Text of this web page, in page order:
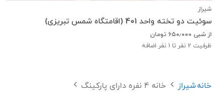
شیراز
سوئیت دو تخته واحد 401 (اقامتگاه شمس تبریزی)
از شبی ۶۵۰٫۰۰۰ تومان
ظرفیت 2 نفر تا 1 نفر اضافه
خانهشیراز خانه 4 نفره دارای پارکینگ